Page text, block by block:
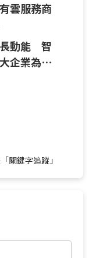
雲服務商
長動能 智
企業為
關鍵字追蹤」